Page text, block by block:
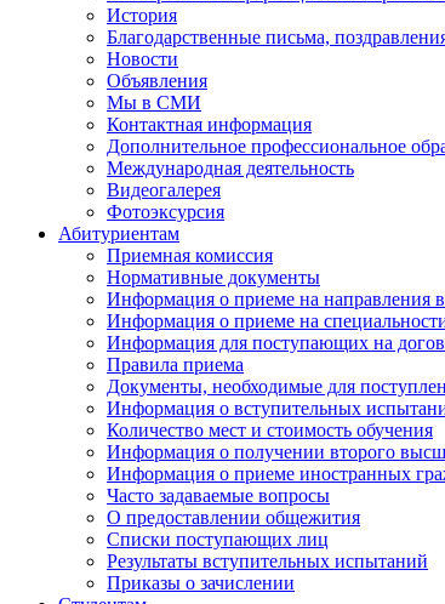
История
Благодарственные письма,
Новости
Объявления
Мы в СМИ
Контактная информация
Дополнительное профессиональное
Международная деятельность
Видеогалерея
Фотоэксурсия
Абитуриентам
Приемная комиссия
Нормативные документы
Информация о приеме на направления
Информация о приеме на
Информация для поступающих на
Правила приема
Документы, необходимые для
Информация о вступительных
Количество мест и стоимость обучения
Информация о получении второго
Информация о приеме иностранных
Часто задаваемые вопросы
О предоставлении общежития
Списки поступающих лиц
Результаты вступительных испытаний
Приказы о зачислении